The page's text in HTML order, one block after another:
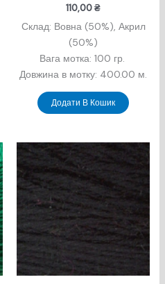
110,00₴
Склад: Вовна (50%), Акрил
(50%)
Вага мотка: 100 гр.
Довжина в мотку: 400.00 м.
Додати В Кошик